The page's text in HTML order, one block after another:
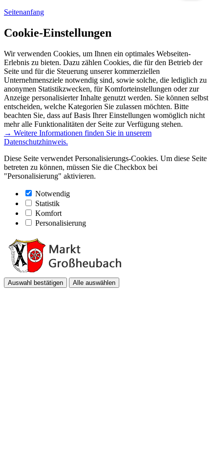
Seitenanfang
Cookie-Einstellungen
Wir verwenden Cookies, um Ihnen ein optimales Webseiten-
Erlebnis zu bieten. Dazu zählen Cookies, die für den Betrieb der
Seite und für die Steuerung unserer kommerziellen
Unternehmensziele notwendig sind, sowie solche, die lediglich zu
anonymen Statistikzwecken, für Komforteinstellungen oder zur
Anzeige personalisierter Inhalte genutzt werden. Sie können selbst
entscheiden, welche Kategorien Sie zulassen möchten. Bitte
beachten Sie, dass auf Basis Ihrer Einstellungen womöglich nicht
mehr alle Funktionalitäten der Seite zur Verfügung stehen.
→ Weitere Informationen finden Sie in unserem
Datenschutzhinweis.
Diese Seite verwendet Personalisierungs-Cookies. Um diese Seite
betreten zu können, müssen Sie die Checkbox bei
"Personalisierung" aktivieren.
Notwendig
Statistik
Komfort
Personalisierung
Auswahl bestätigen Alle auswählen